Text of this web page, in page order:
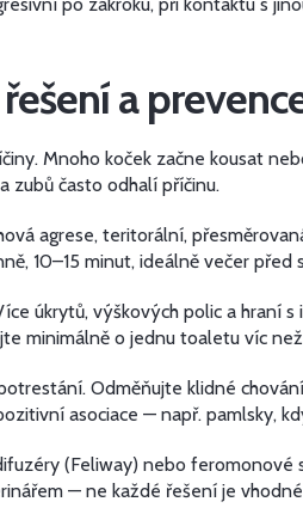
a
Mnoho koček začne kousat
zubů často odhalí příčinu.
agrese, teritorální,
10–15 minut, ideálně večer před
úkrytů, výškových polic a hraní
minimálně o jednu toaletu víc
Odměňujte klidné
asociace — např. pamlsky,
(Feliway) nebo
— ne každé řešení je